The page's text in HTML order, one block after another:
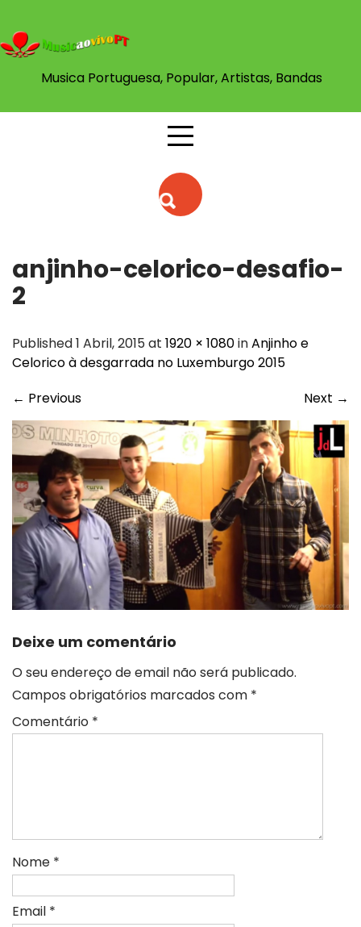
content
Musica Portuguesa, Popular, Artistas, Bandas
anjinho-celorico-desafio-
2
Published 1 Abril, 2015 at 1920 × 1080inAnjinho e
Celorico à desgarrada no Luxemburgo 2015
← Previous Next →
Deixe um comentário
O seu endereço de email não será publicado.
Campos obrigatórios marcados com *
Comentário *
Nome *
Email *